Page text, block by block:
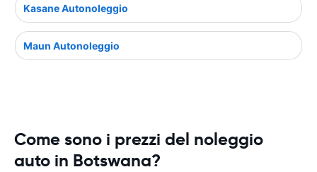
Kasane Autonoleggio
Maun Autonoleggio
Come sono i prezzi del noleggio
auto in Botswana?